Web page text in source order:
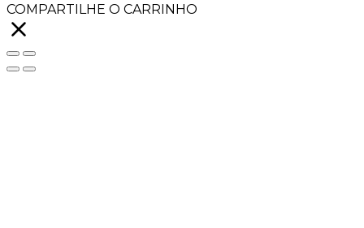
COMPARTILHE O CARRINHO